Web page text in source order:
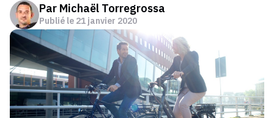
Par Michaël Torregrossa
Publié le 21 janvier 2020